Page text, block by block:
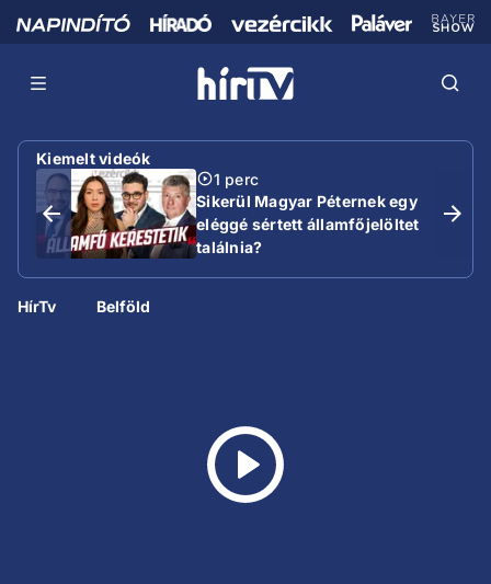
Kiemelt videók
1 perc
Sikerül Magyar Péternek egy
eléggé sértett államfőjelöltet
találnia?
HírTv Belföld